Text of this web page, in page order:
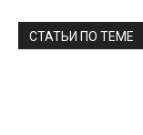
СТАТЬИ ПО ТЕМЕ